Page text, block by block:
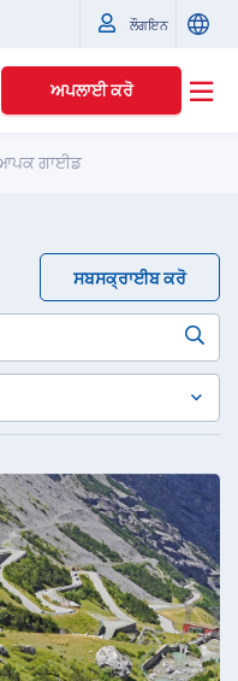
ਲੌਗਇਨ
ਅਪਲਾਈ ਕਰੋ
ਗਾਈਡ
ਸਬਸਕ੍ਰਾਈਬ ਕਰੋ